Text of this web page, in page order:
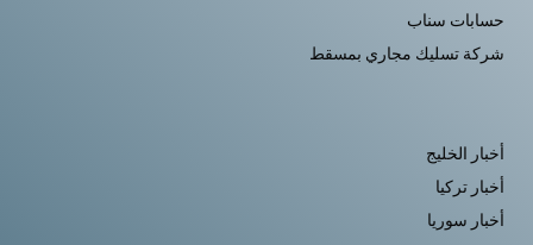
حسابات سناب
شركة تسليك مجاري بمسقط
أخبار الخليج
أخبار تركيا
أخبار سوريا